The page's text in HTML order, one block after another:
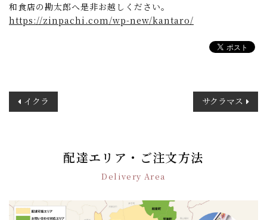
和食店の勘太郎へ是非お越しください。
https://zinpachi.com/wp-new/kantaro/
稿
ン
イクラ サクラマス
配達エリア・ご注文方法
Delivery Area